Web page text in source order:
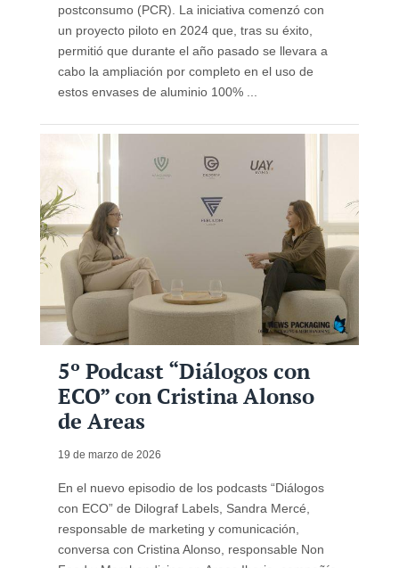
postconsumo (PCR). La iniciativa comenzó con
un proyecto piloto en 2024 que, tras su éxito,
permitió que durante el año pasado se llevara a
cabo la ampliación por completo en el uso de
estos envases de aluminio 100% ...
5º Podcast “Diálogos con
ECO” con Cristina Alonso
de Areas
19 de marzo de 2026
En el nuevo episodio de los podcasts “Diálogos
con ECO” de Dilograf Labels, Sandra Mercé,
responsable de marketing y comunicación,
conversa con Cristina Alonso, responsable Non